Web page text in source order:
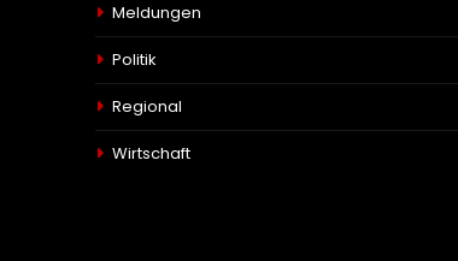
Meldungen
Politik
Regional
Wirtschaft